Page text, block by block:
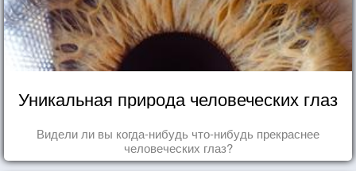
Уникальная природа человеческих глаз
Видели ли вы когда-нибудь что-нибудь прекраснее
человеческих глаз?